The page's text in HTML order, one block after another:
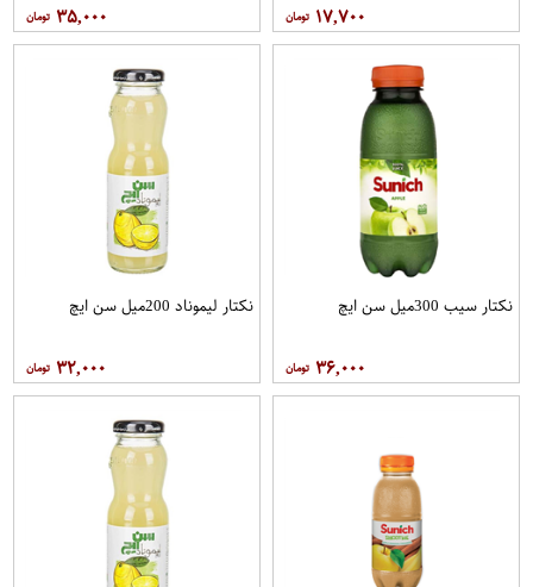
۱۷,۷۰۰ ۳۵,۰۰۰
نکتار سیب 300میل سن ایچ
۳۶,۰۰۰
نکتار لیموناد 200میل سن ایچ
۳۲,۰۰۰